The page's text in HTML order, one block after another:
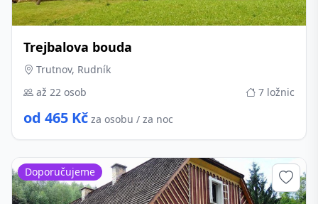
Trejbalova bouda
Trutnov, Rudník
až 22 osob
7 ložnic
od 465 Kč za osobu / za noc
Doporučujeme